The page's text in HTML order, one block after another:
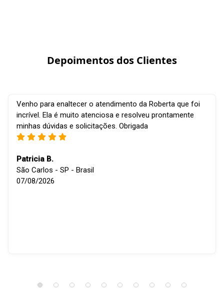
Depoimentos dos Clientes
Venho para enaltecer o atendimento da Roberta que foi
incrível. Ela é muito atenciosa e resolveu prontamente
minhas dúvidas e solicitações. Obrigada
Patricia B.
São Carlos - SP - Brasil
07/08/2026